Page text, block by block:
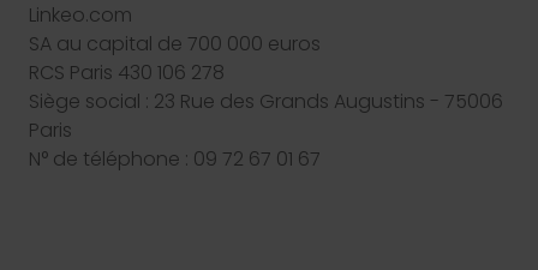
Linkeo.com
SA au capital de 700 000 euros
RCS Paris 430 106 278
Siège social : 23 Rue des Grands Augustins - 75006
Paris
N° de téléphone : 09 72 67 01 67